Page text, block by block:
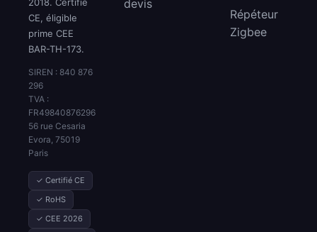
CE, éligible
prime CEE
BAR-TH-173.
SIREN : 840 876
296
TVA :
FR49840876296
56 rue Cesaria
Evora, 75019
Paris
✓ Certifié CE
✓ RoHS
✓ CEE 2026
devis
Répéteur
Zigbee